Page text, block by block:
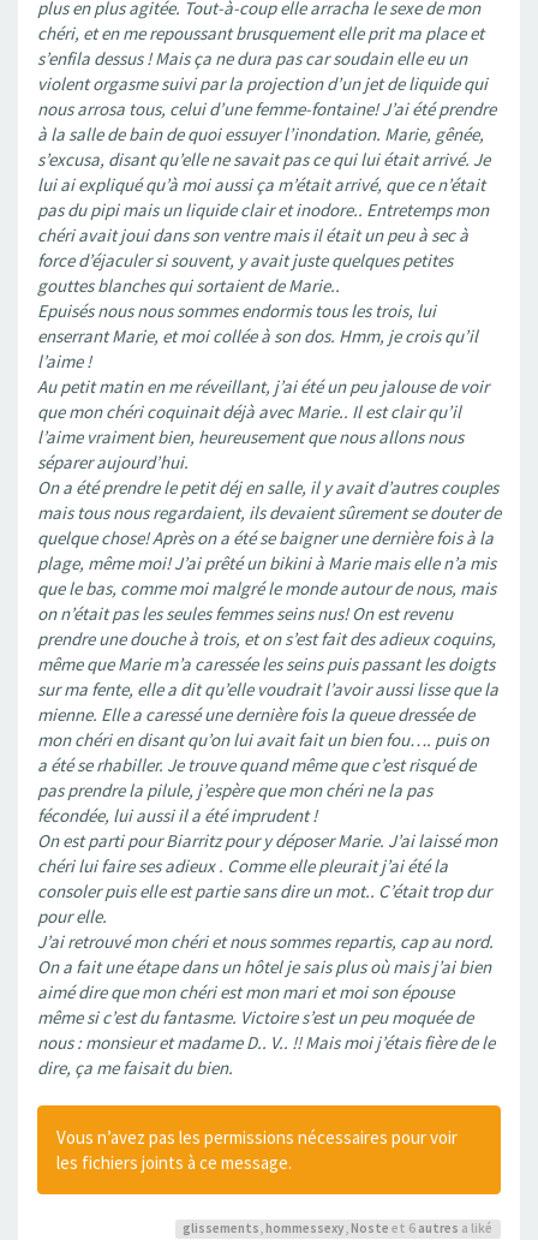
plus en plus agitée. Tout-à-coup elle arracha le sexe de mon
chéri, et en me repoussant brusquement elle prit ma place et
s’enfila dessus ! Mais ça ne dura pas car soudain elle eu un
violent orgasme suivi par la projection d’un jet de liquide qui
nous arrosa tous, celui d’une femme-fontaine! J’ai été prendre
à la salle de bain de quoi essuyer l’inondation. Marie, gênée,
s’excusa, disant qu’elle ne savait pas ce qui lui était arrivé. Je
lui ai expliqué qu’à moi aussi ça m’était arrivé, que ce n’était
pas du pipi mais un liquide clair et inodore.. Entretemps mon
chéri avait joui dans son ventre mais il était un peu à sec à
force d’éjaculer si souvent, y avait juste quelques petites
gouttes blanches qui sortaient de Marie..
Epuisés nous nous sommes endormis tous les trois, lui
enserrant Marie, et moi collée à son dos. Hmm, je crois qu’il
l’aime !
Au petit matin en me réveillant, j’ai été un peu jalouse de voir
que mon chéri coquinait déjà avec Marie.. Il est clair qu’il
l’aime vraiment bien, heureusement que nous allons nous
séparer aujourd’hui.
On a été prendre le petit déj en salle, il y avait d’autres couples
mais tous nous regardaient, ils devaient sûrement se douter de
quelque chose! Après on a été se baigner une dernière fois à la
plage, même moi! J’ai prêté un bikini à Marie mais elle n’a mis
que le bas, comme moi malgré le monde autour de nous, mais
on n’était pas les seules femmes seins nus! On est revenu
prendre une douche à trois, et on s’est fait des adieux coquins,
même que Marie m’a caressée les seins puis passant les doigts
sur ma fente, elle a dit qu’elle voudrait l’avoir aussi lisse que la
mienne. Elle a caressé une dernière fois la queue dressée de
mon chéri en disant qu’on lui avait fait un bien fou…. puis on
a été se rhabiller. Je trouve quand même que c’est risqué de
pas prendre la pilule, j’espère que mon chéri ne la pas
fécondée, lui aussi il a été imprudent !
On est parti pour Biarritz pour y déposer Marie. J’ai laissé mon
chéri lui faire ses adieux . Comme elle pleurait j’ai été la
consoler puis elle est partie sans dire un mot.. C’était trop dur
pour elle.
J’ai retrouvé mon chéri et nous sommes repartis, cap au nord.
On a fait une étape dans un hôtel je sais plus où mais j’ai bien
aimé dire que mon chéri est mon mari et moi son épouse
même si c’est du fantasme. Victoire s’est un peu moquée de
nous : monsieur et madame D.. V.. !! Mais moi j’étais fière de le
dire, ça me faisait du bien.
Vous n’avez pas les permissions nécessaires pour voir
les fichiers joints à ce message.
glissements, hommessexy, Noste et 6 autres a liké